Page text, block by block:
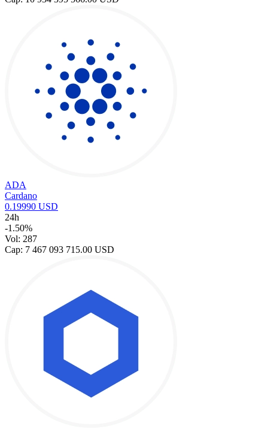
ADA
Cardano
0.19990 USD
24h
-1.50%
Vol: 287
Cap: 7 467 093 715.00 USD